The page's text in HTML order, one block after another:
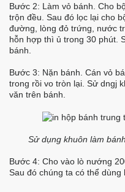
Bước 2: Làm vỏ bánh. Cho
trộn đều. Sau đó lọc lại cho
đường, lòng đỏ trứng, nước
hỗn hợp thì ủ trong 30 phút.
bánh.
Bước 3: Nặn bánh. Cán vỏ
trong rồi vo tròn lại. Sử dngj
văn trên bánh.
Sử dụng khuôn làm
Bước 4: Cho vào lò nướng
Sau đó chúng ta có thể dùng